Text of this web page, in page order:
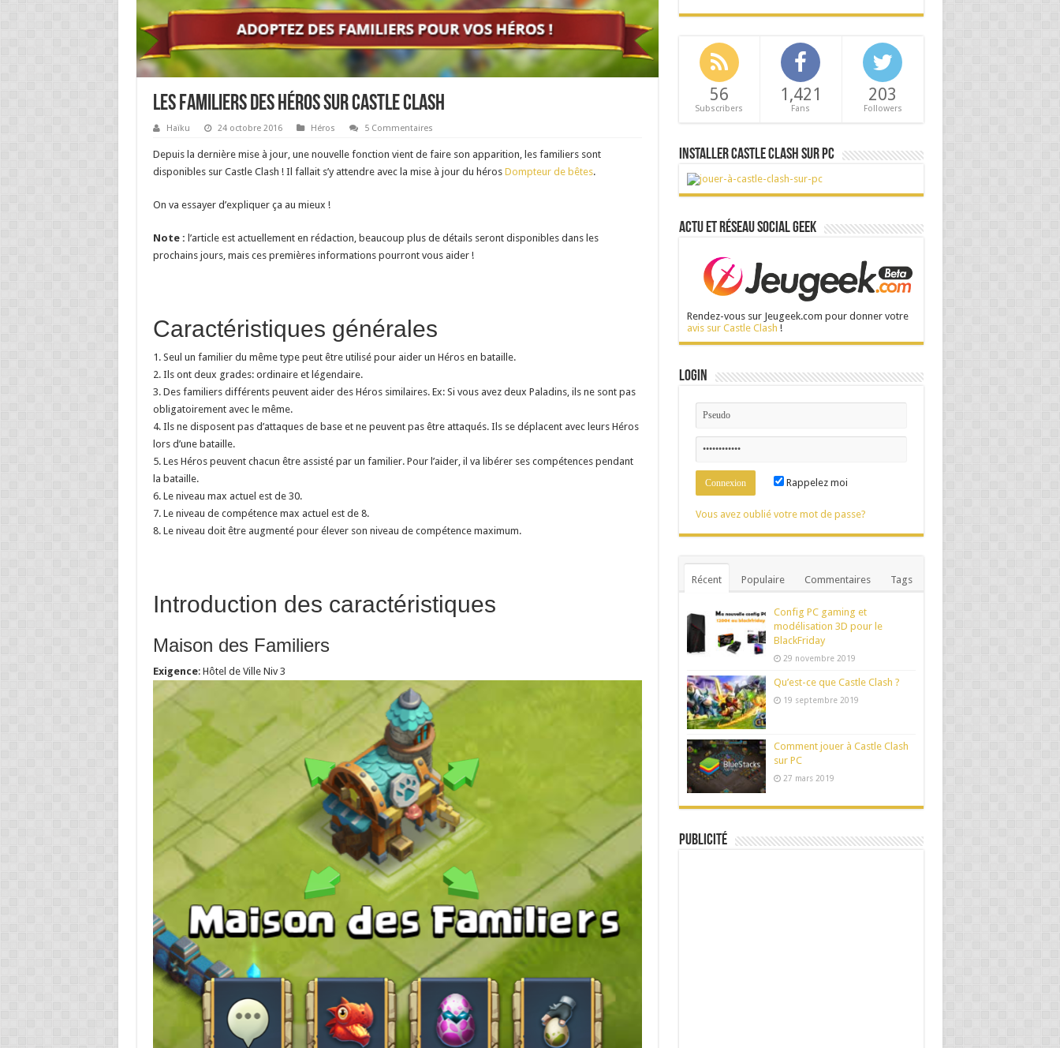
Les Familiers des héros sur Castle Clash
Haïku 24 octobre 2016 Héros 5 Commentaires
Depuis la dernière mise à jour, une nouvelle fonction vient de faire son apparition, les familiers sont
disponibles sur Castle Clash ! Il fallait s’y attendre avec la mise à jour du héros Dompteur de bêtes.
On va essayer d’expliquer ça au mieux !
Note : l’article est actuellement en rédaction, beaucoup plus de détails seront disponibles dans les
prochains jours, mais ces premières informations pourront vous aider !
Caractéristiques générales
1. Seul un familier du même type peut être utilisé pour aider un Héros en bataille.
2. Ils ont deux grades: ordinaire et légendaire.
3. Des familiers différents peuvent aider des Héros similaires. Ex: Si vous avez deux Paladins, ils ne sont pas
obligatoirement avec le même.
4. Ils ne disposent pas d’attaques de base et ne peuvent pas être attaqués. Ils se déplacent avec leurs Héros
lors d’une bataille.
5. Les Héros peuvent chacun être assisté par un familier. Pour l’aider, il va libérer ses compétences pendant
la bataille.
6. Le niveau max actuel est de 30.
7. Le niveau de compétence max actuel est de 8.
8. Le niveau doit être augmenté pour élever son niveau de compétence maximum.
Introduction des caractéristiques
Maison des Familiers
Exigence: Hôtel de Ville Niv 3
56
Subscribers
1,421
Fans
203
Followers
Installer Castle Clash sur PC
Actu et réseau social Geek
Rendez-vous sur Jeugeek.com pour donner votre
avis sur Castle Clash !
Login
Rappelez moi
Vous avez oublié votre mot de passe?
Récent Populaire Commentaires Tags
Config PC gaming et
modélisation 3D pour le
BlackFriday
29 novembre 2019
Qu’est-ce que Castle Clash ?
19 septembre 2019
Comment jouer à Castle Clash
sur PC
27 mars 2019
Publicité